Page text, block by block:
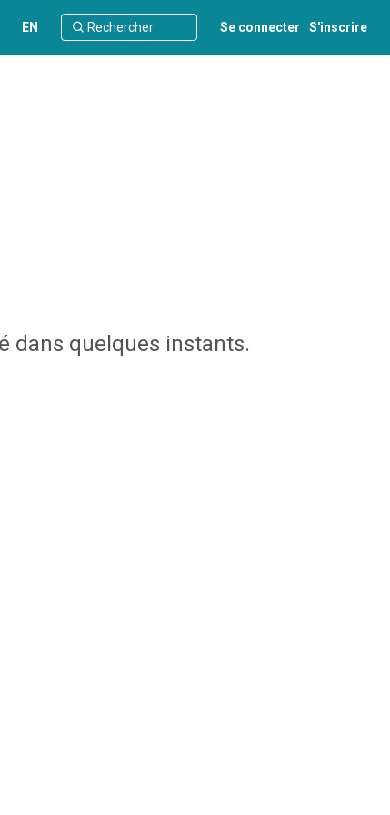
EN Se connecter S'inscrire
dans quelques instants.